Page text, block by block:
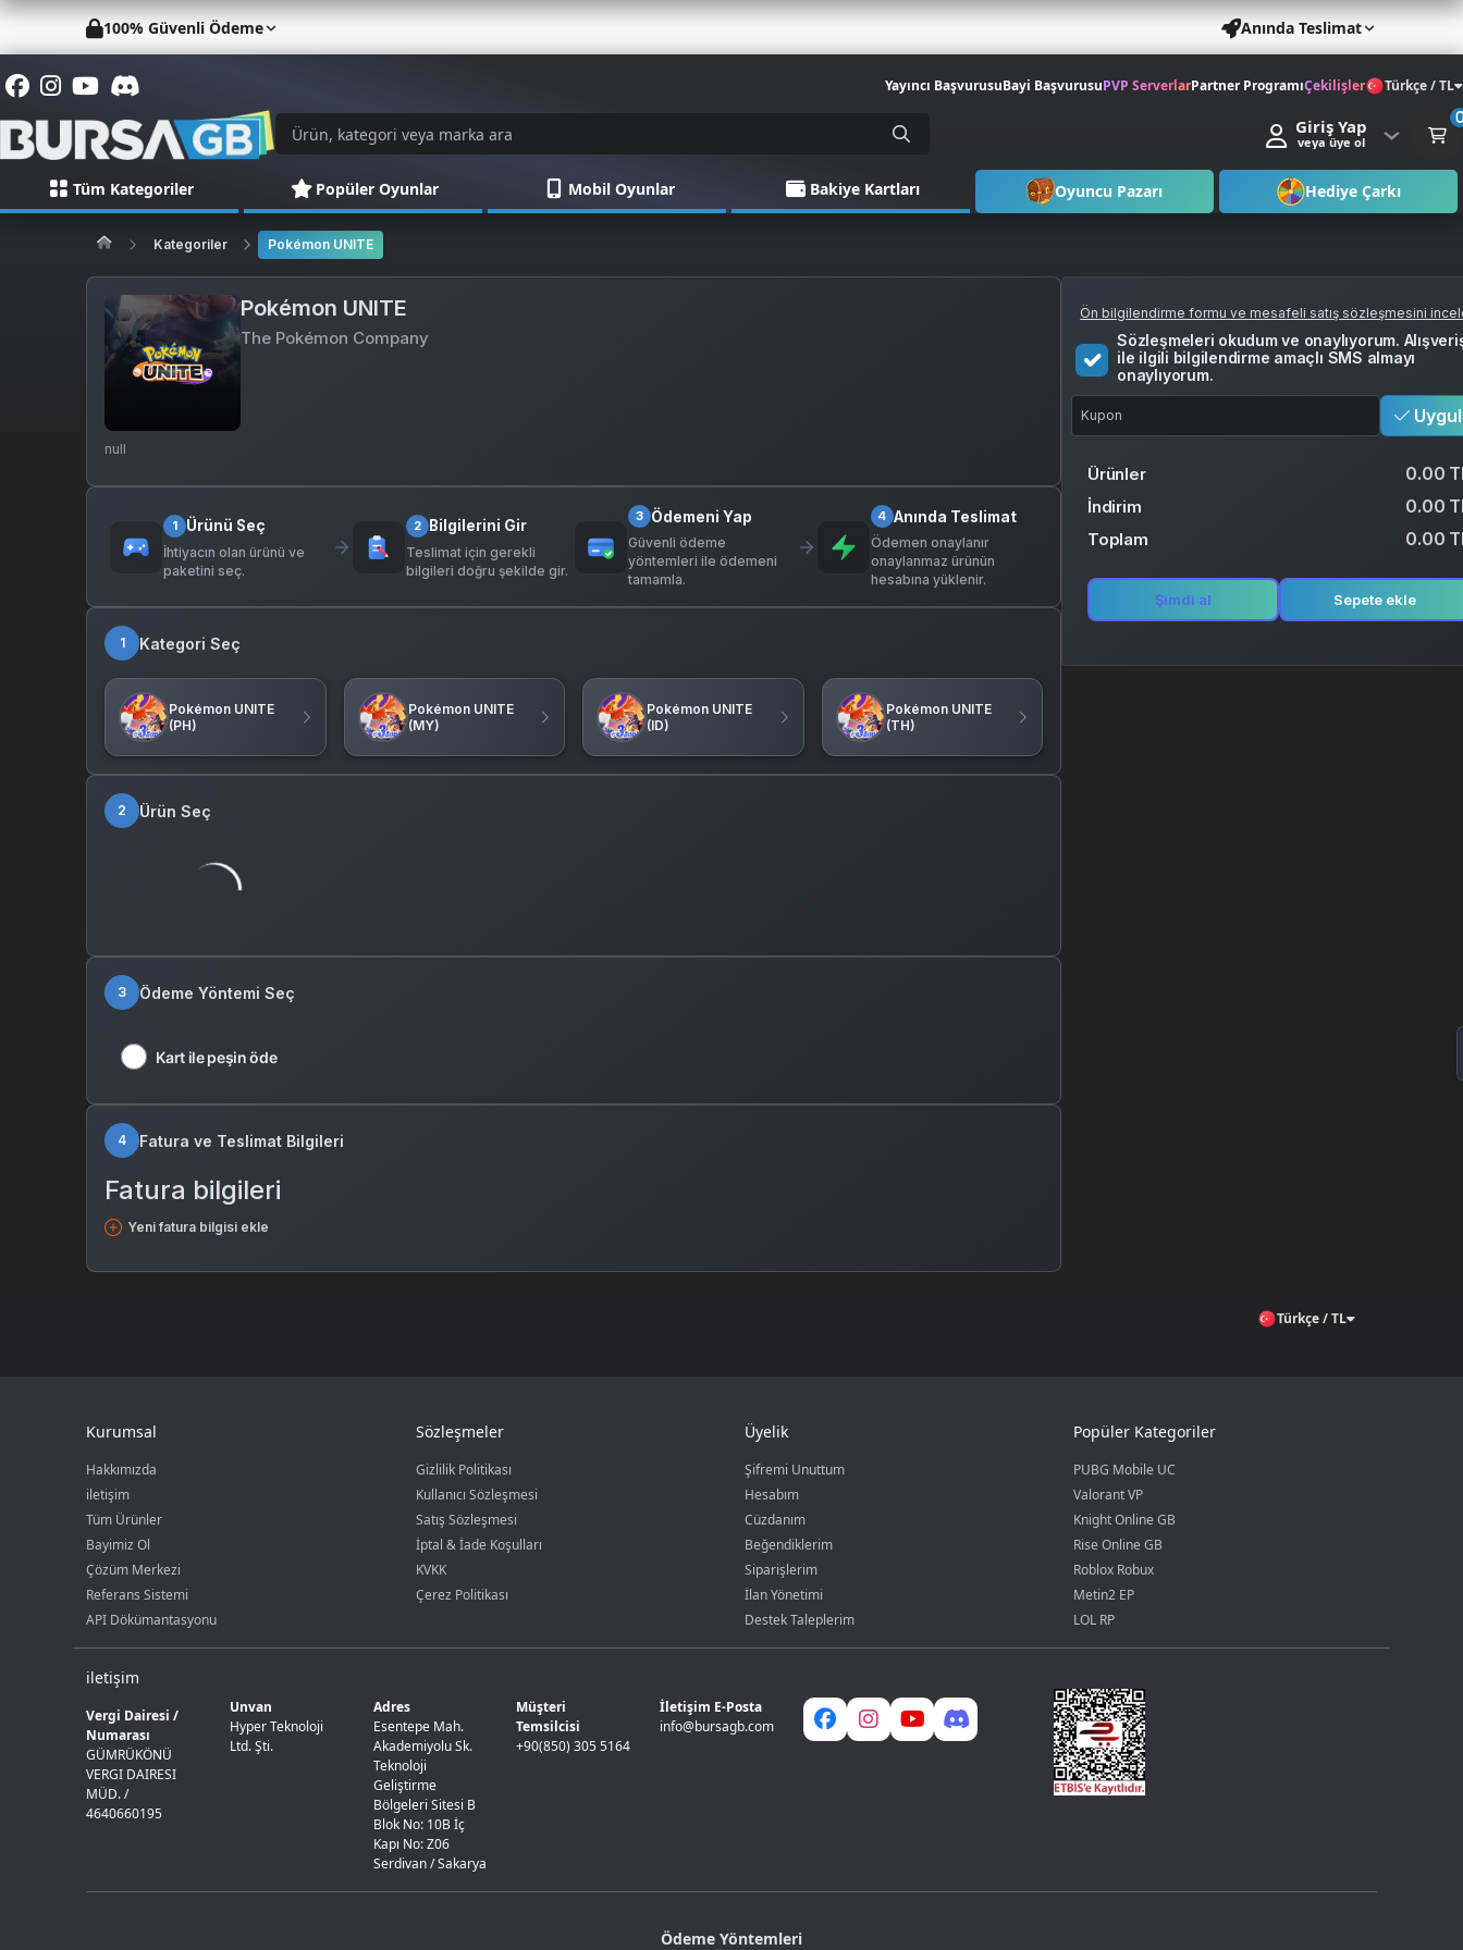
100% Güvenli Ödeme Anında Teslimat
Yayıncı BaşvurusuBayi BaşvurusuPVP ServerlarPartner ProgramıÇekilişler Türkçe / TL
Giriş Yap
veya üye ol
Tüm Kategoriler Popüler Oyunlar Mobil Oyunlar Bakiye Kartları Oyuncu Pazarı Hediye Çarkı
Kategoriler Pokémon UNITE
Pokémon UNITE
The Pokémon Company
null
1 Ürünü Seç
İhtiyacın olan ürünü ve
paketini seç.
2 Bilgilerini Gir
Teslimat için gerekli
bilgileri doğru şekilde gir.
3 Ödemeni Yap
Güvenli ödeme
yöntemleri ile ödemeni
tamamla.
4 Anında Teslimat
Ödemen onaylanır
onaylanmaz ürünün
hesabına yüklenir.
1 Kategori Seç
Pokémon UNITE
(PH)
Pokémon UNITE
(MY)
Pokémon UNITE
(ID)
Pokémon UNITE
(TH)
2 Ürün Seç
3 Ödeme Yöntemi Seç
Kart ile peşin öde
4 Fatura ve Teslimat Bilgileri
Fatura bilgileri
Yeni fatura bilgisi ekle
Ön bilgilendirme formu ve mesafeli satış sözleşmesini
Sözleşmeleri okudum ve onaylıyorum.
ile ilgili bilgilendirme amaçlı SMS almayı
onaylıyorum.
Ürünler 0.00
İndirim 0.00
Toplam 0.00
Şimdi al Sepete ekle
Türkçe / TL
Kurumsal
Hakkımızda
iletişim
Tüm Ürünler
Bayimiz Ol
Çözüm Merkezi
Referans Sistemi
API Dökümantasyonu
Sözleşmeler
Gizlilik Politikası
Kullanıcı Sözleşmesi
Satış Sözleşmesi
İptal & İade Koşulları
KVKK
Çerez Politikası
Üyelik
Şifremi Unuttum
Hesabım
Cüzdanım
Beğendiklerim
Siparişlerim
İlan Yönetimi
Destek Taleplerim
Popüler Kategoriler
PUBG Mobile UC
Valorant VP
Knight Online GB
Rise Online GB
Roblox Robux
Metin2 EP
LOL RP
iletişim
Vergi Dairesi /
Numarası
GÜMRÜKÖNÜ
VERGI DAIRESI
MÜD. /
4640660195
Unvan
Hyper Teknoloji
Ltd. Şti.
Adres
Esentepe Mah.
Akademiyolu Sk.
Teknoloji
Geliştirme
Bölgeleri Sitesi B
Blok No: 10B İç
Kapı No: Z06
Serdivan / Sakarya
Müşteri
Temsilcisi
+90(850) 305 5164
İletişim E-Posta
info@bursagb.com
Ödeme Yöntemleri